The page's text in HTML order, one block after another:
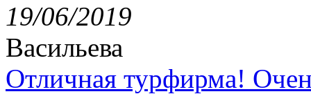
19/06/2019
Васильева
Отличная турфирма!